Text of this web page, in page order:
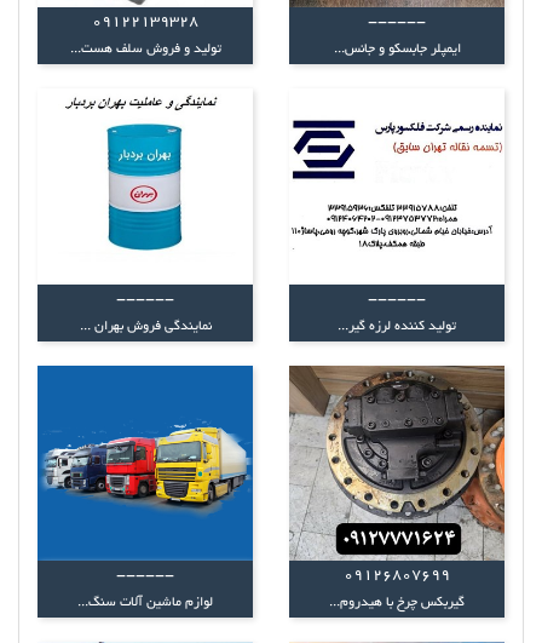
------
ایمپلر جابسکو و جانس...
09122139328
تولید و فروش سلف هست...
------
تولید کننده لرزه گیر...
------
نمایندگی فروش بهران ...
09126807699
گیربکس چرخ با هیدروم...
------
لوازم ماشین آلات سنگ...